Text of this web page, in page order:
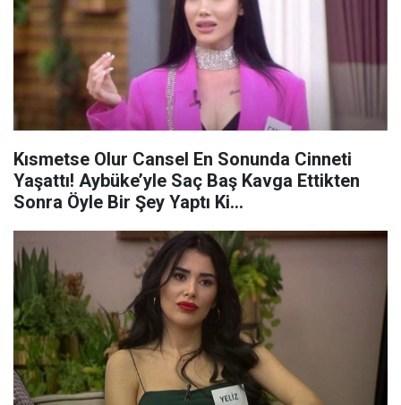
Kısmetse Olur Cansel En Sonunda Cinneti
Yaşattı! Aybüke’yle Saç Baş Kavga Ettikten
Sonra Öyle Bir Şey Yaptı Ki…